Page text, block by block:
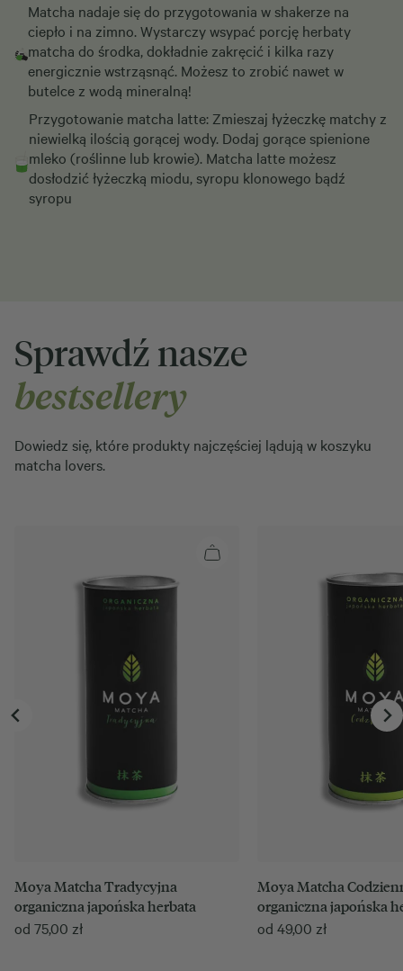
Matcha nadaje się do przygotowania w shakerze na
ciepło i na zimno. Wystarczy wsypać porcję herbaty
matcha do środka, dokładnie zakręcić i kilka razy
energicznie wstrząsnąć. Możesz to zrobić nawet w
butelce z wodą mineralną!
Przygotowanie matcha latte: Zmieszaj łyżeczkę matchy z
niewielką ilością gorącej wody. Dodaj gorące spienione
mleko (roślinne lub krowie). Matcha latte możesz
dosłodzić łyżeczką miodu, syropu klonowego bądź
syropu
Sprawdź nasze
bestsellery
Dowiedz się, które produkty najczęściej lądują w koszyku
matcha lovers.
Moya Matcha Tradycyjna
organiczna japońska herbata
od 75,00 zł
Moya Matcha
organiczna japońska
od 49,00 zł